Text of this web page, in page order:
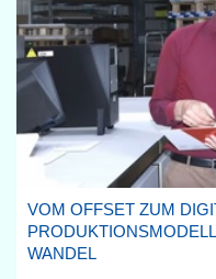
VOM OFFSET ZUM
WANDEL